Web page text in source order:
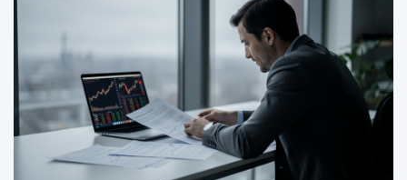
l
e
n
t
ó
w